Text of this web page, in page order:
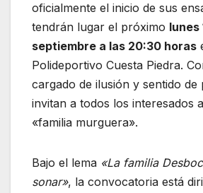
oficialmente el inicio de sus
tendrán lugar el próximo lunes
septiembre a las 20:30 horas
Polideportivo Cuesta Piedra.
cargado de ilusión y sentido de
invitan a todos los interesados
«familia murguera».
Bajo el lema «La familia
sonar», la convocatoria está